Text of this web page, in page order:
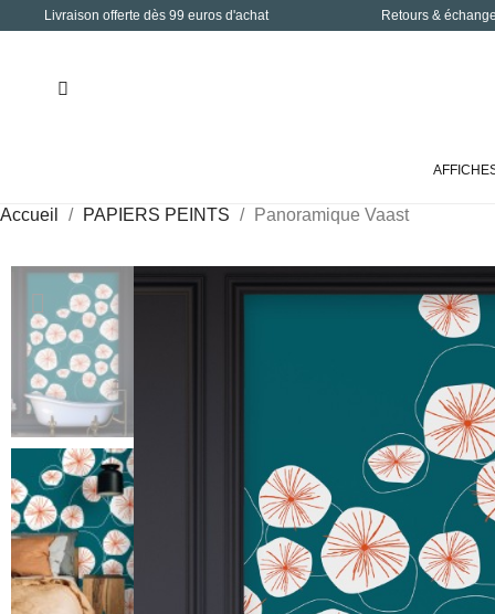
Livraison offerte dès 99 euros d'achat Retours &
Accueil PAPIERS PEINTS Panoramique Vaast